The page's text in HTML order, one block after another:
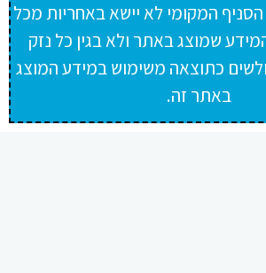
המקומי לא יישא באחריות מכל
שמוצג באתר ולא בגין כל נזק
כתוצאה משימוש במידע המוצג
באתר זה.